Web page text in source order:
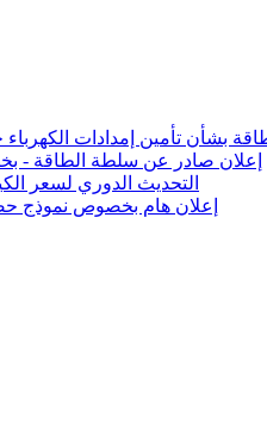
بشأن تأمين إمدادات الكهرباء
إعلان صادر عن سلطة الطاقة -
التحديث الدوري لسعر
إعلان هام بخصوص نموذج